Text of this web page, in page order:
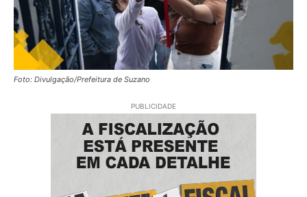
Foto: Divulgação/Prefeitura de Suzano
PUBLICIDADE